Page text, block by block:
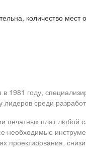
количество мест
1981 году,
лидеров среди
печатных плат
необходимые
проектирования,